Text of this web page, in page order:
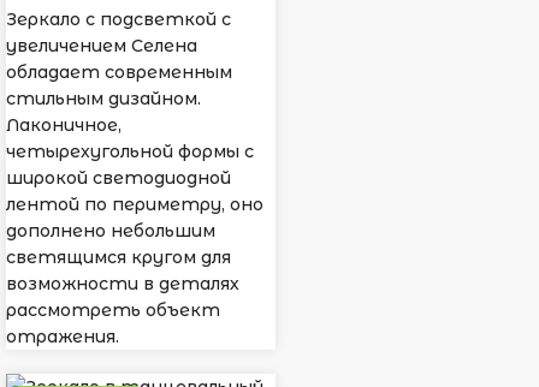
Зеркало с подсветкой с
увеличением Селена
обладает современным
стильным дизайном.
Лаконичное,
четырехугольной формы с
широкой светодиодной
лентой по периметру, оно
дополнено небольшим
светящимся кругом для
возможности в деталях
рассмотреть объект
отражения.